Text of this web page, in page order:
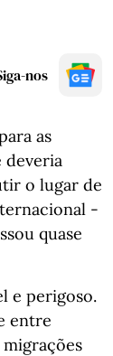
nos
as
deveria
o lugar de
-
quase
e perigoso.
entre